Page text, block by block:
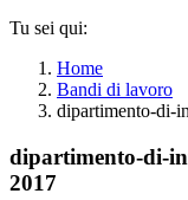
Tu sei qui:
Home
Bandi di lavoro
dipartimento-di-
dipartimento-di-
2017